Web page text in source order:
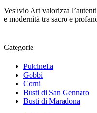
Vesuvio Art valorizza
e modernità tra sacro e
Categorie
Pulcinella
Gobbi
Corni
Busti di San Gennaro
Busti di Maradona